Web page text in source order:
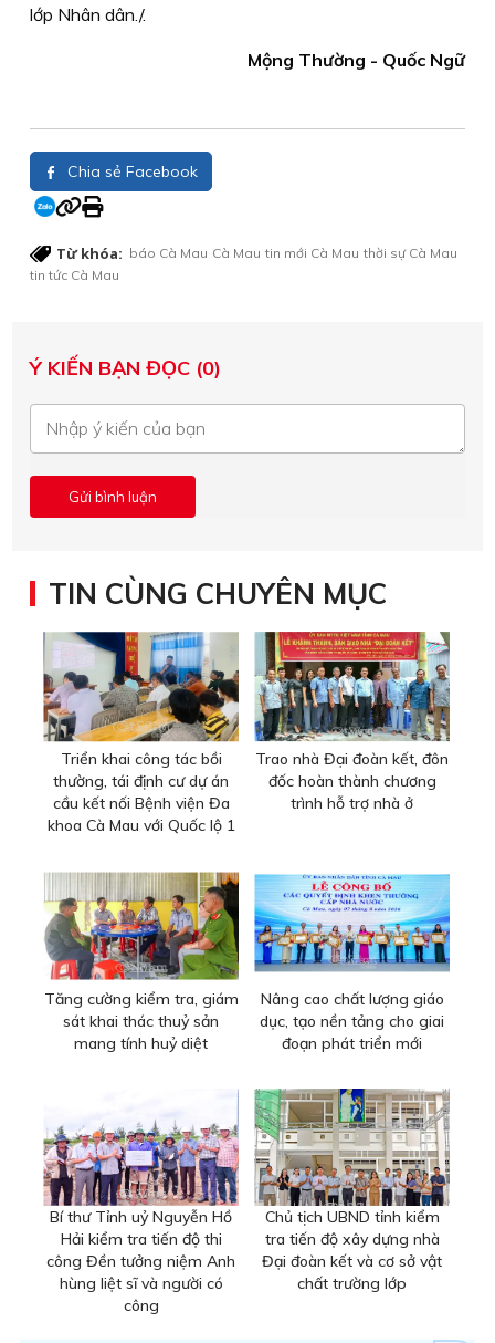
lớp Nhân dân./.
Mộng Thường - Quốc Ngữ
Chia sẻ Facebook
Từ khóa: báo Cà Mau Cà Mau tin mới Cà Mau thời sự Cà Mau
tin tức Cà Mau
Ý KIẾN BẠN ĐỌC (0)
TIN CÙNG CHUYÊN MỤC
Triển khai công tác bồi
thường, tái định cư dự án
cầu kết nối Bệnh viện Đa
khoa Cà Mau với Quốc lộ 1
Trao nhà Đại đoàn kết, đôn
đốc hoàn thành chương
trình hỗ trợ nhà ở
Tăng cường kiểm tra, giám
sát khai thác thuỷ sản
mang tính huỷ diệt
Nâng cao chất lượng giáo
dục, tạo nền tảng cho giai
đoạn phát triển mới
Bí thư Tỉnh uỷ Nguyễn Hồ
Hải kiểm tra tiến độ thi
công Đền tưởng niệm Anh
hùng liệt sĩ và người có
công
Chủ tịch UBND tỉnh kiểm
tra tiến độ xây dựng nhà
Đại đoàn kết và cơ sở vật
chất trường lớp